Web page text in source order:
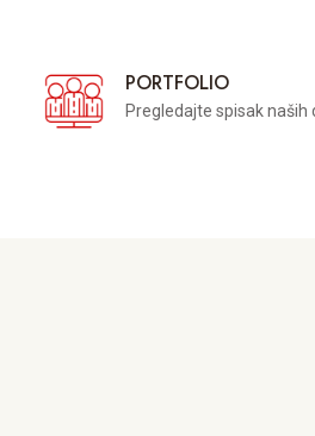
PORTFOLIO
Pregledajte spisak naših